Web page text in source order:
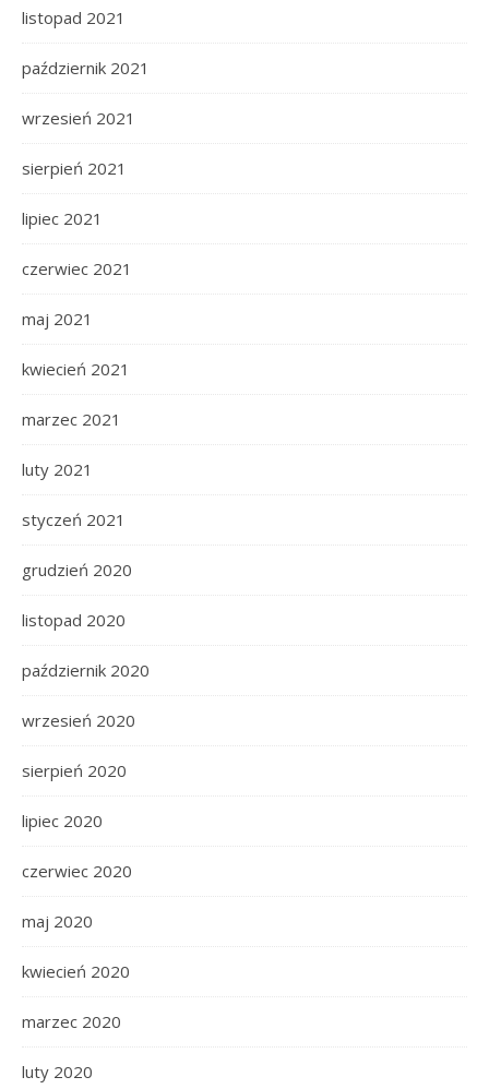
listopad 2021
październik 2021
wrzesień 2021
sierpień 2021
lipiec 2021
czerwiec 2021
maj 2021
kwiecień 2021
marzec 2021
luty 2021
styczeń 2021
grudzień 2020
listopad 2020
październik 2020
wrzesień 2020
sierpień 2020
lipiec 2020
czerwiec 2020
maj 2020
kwiecień 2020
marzec 2020
luty 2020